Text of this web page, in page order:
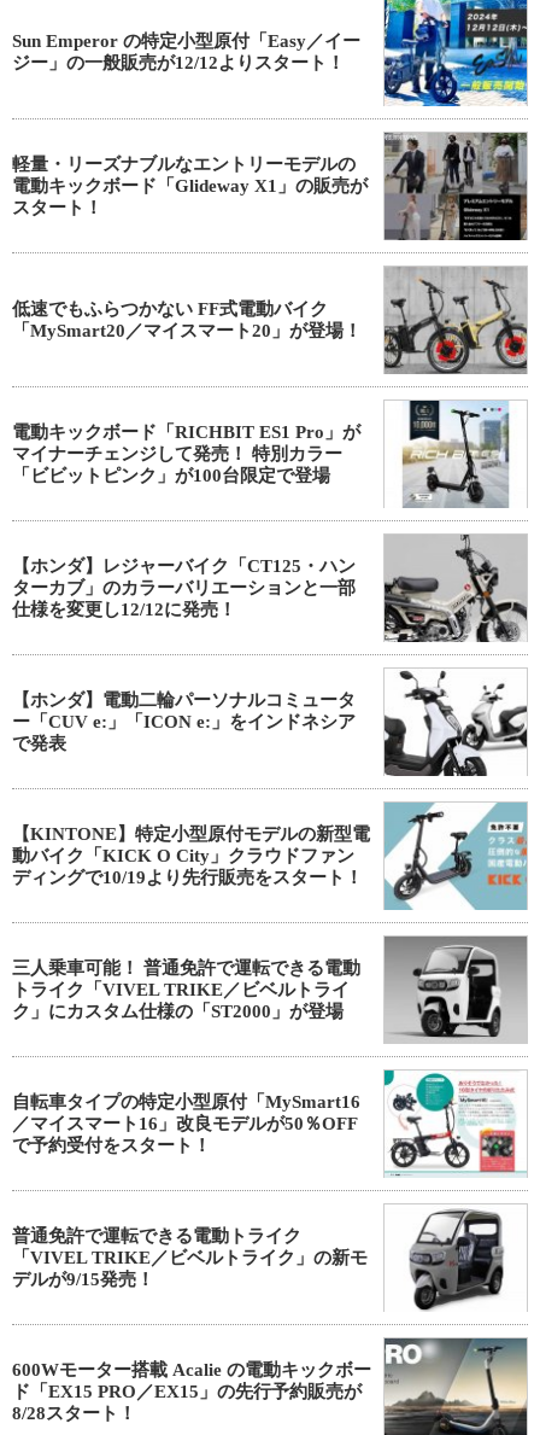
Sun Emperor の特定小型原付「Easy／イー
ジー」の一般販売が12/12よりスタート！
軽量・リーズナブルなエントリーモデルの
電動キックボード「Glideway X1」の販売が
スタート！
低速でもふらつかない FF式電動バイク
「MySmart20／マイスマート20」が登場！
電動キックボード「RICHBIT ES1 Pro」が
マイナーチェンジして発売！ 特別カラー
「ビビットピンク」が100台限定で登場
【ホンダ】レジャーバイク「CT125・ハン
ターカブ」のカラーバリエーションと一部
仕様を変更し12/12に発売！
【ホンダ】電動二輪パーソナルコミュータ
ー「CUV e:」「ICON e:」をインドネシア
で発表
【KINTONE】特定小型原付モデルの新型電
動バイク「KICK O City」クラウドファン
ディングで10/19より先行販売をスタート！
三人乗車可能！ 普通免許で運転できる電動
トライク「VIVEL TRIKE／ビベルトライ
ク」にカスタム仕様の「ST2000」が登場
自転車タイプの特定小型原付「MySmart16
／マイスマート16」改良モデルが50％OFF
で予約受付をスタート！
普通免許で運転できる電動トライク
「VIVEL TRIKE／ビベルトライク」の新モ
デルが9/15発売！
600Wモーター搭載 Acalie の電動キックボー
ド「EX15 PRO／EX15」の先行予約販売が
8/28スタート！